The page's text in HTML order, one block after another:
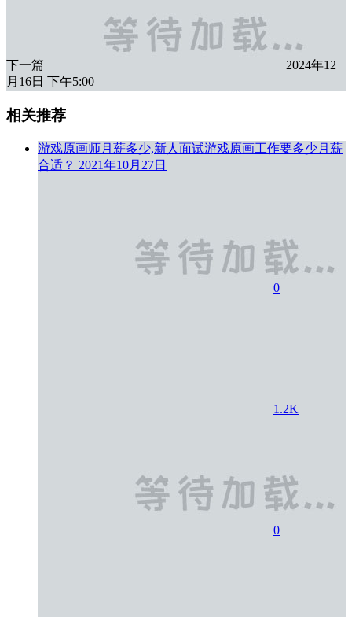
下一篇
2024年12
月16日 下午5:00
相关推荐
游戏原画师月薪多少,新人面试游戏原画工作要多少月薪
合适？ 2021年10月27日
0
1.2K
0